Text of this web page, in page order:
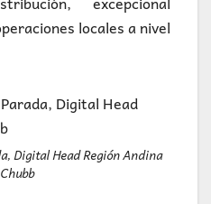
locales a nivel
Digital Head Región Andina